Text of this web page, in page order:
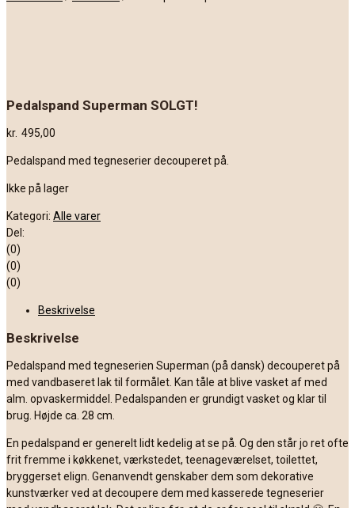
Pedalspand Superman SOLGT!
kr. 495,00
Pedalspand med tegneserier decouperet på.
Ikke på lager
Kategori: Alle varer
Del:
(0)
(0)
(0)
Beskrivelse
Beskrivelse
Pedalspand med tegneserien Superman (på dansk) decouperet på
med vandbaseret lak til formålet. Kan tåle at blive vasket af med
alm. opvaskermiddel. Pedalspanden er grundigt vasket og klar til
brug. Højde ca. 28 cm.
En pedalspand er generelt lidt kedelig at se på. Og den står jo ret ofte
frit fremme i køkkenet, værkstedet, teenageværelset, toilettet,
bryggerset elign. Genanvendt genskaber dem som dekorative
kunstværker ved at decoupere dem med kasserede tegneserier